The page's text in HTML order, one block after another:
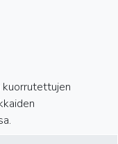
kuorrutettujen